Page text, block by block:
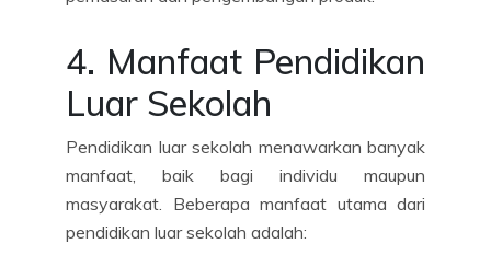
4. Manfaat Pendidikan
Luar Sekolah
Pendidikan luar sekolah menawarkan banyak
manfaat, baik bagi individu maupun
masyarakat. Beberapa manfaat utama dari
pendidikan luar sekolah adalah: